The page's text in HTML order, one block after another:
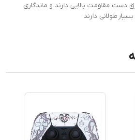
دست مقاومت بالایی دارند و ماندگاری
بسیار طولانی دارند